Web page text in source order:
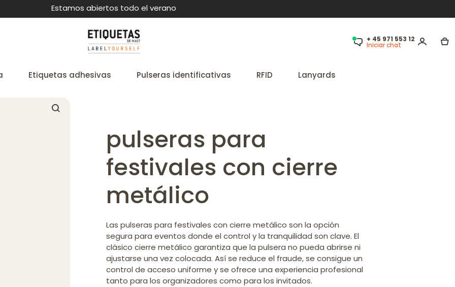
Estamos abiertos todo el verano
+ 45 971 553 12
Iniciar chat
Etiquetas adhesivas Pulseras identificativas RFID Lanyards
pulseras para
festivales con cierre
metálico
Las pulseras para festivales con cierre metálico son la opción
segura para eventos donde el control y la tranquilidad son clave. El
clásico cierre metálico garantiza que la pulsera no pueda abrirse ni
ajustarse una vez colocada. Así se reduce el fraude, se consigue un
control de acceso uniforme y se ofrece una experiencia profesional
tanto para los organizadores como para los invitados.